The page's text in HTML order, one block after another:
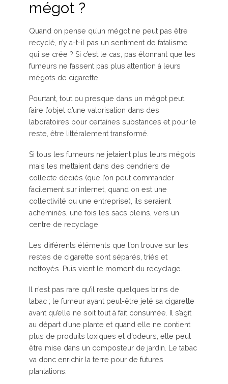
mégot ?
Quand on pense qu’un mégot ne peut pas être
recyclé, n’y a-t-il pas un sentiment de fatalisme
qui se crée ? Si c’est le cas, pas étonnant que les
fumeurs ne fassent pas plus attention à leurs
mégots de cigarette.
Pourtant, tout ou presque dans un mégot peut
faire l’objet d’une valorisation dans des
laboratoires pour certaines substances et pour le
reste, être littéralement transformé.
Si tous les fumeurs ne jetaient plus leurs mégots
mais les mettaient dans des cendriers de
collecte dédiés (que l’on peut commander
facilement sur internet, quand on est une
collectivité ou une entreprise), ils seraient
acheminés, une fois les sacs pleins, vers un
centre de recyclage.
Les différents éléments que l’on trouve sur les
restes de cigarette sont séparés, triés et
nettoyés. Puis vient le moment du recyclage.
Il n’est pas rare qu’il reste quelques brins de
tabac ; le fumeur ayant peut-être jeté sa cigarette
avant qu’elle ne soit tout à fait consumée. Il s’agit
au départ d’une plante et quand elle ne contient
plus de produits toxiques et d’odeurs, elle peut
être mise dans un composteur de jardin. Le tabac
va donc enrichir la terre pour de futures
plantations.